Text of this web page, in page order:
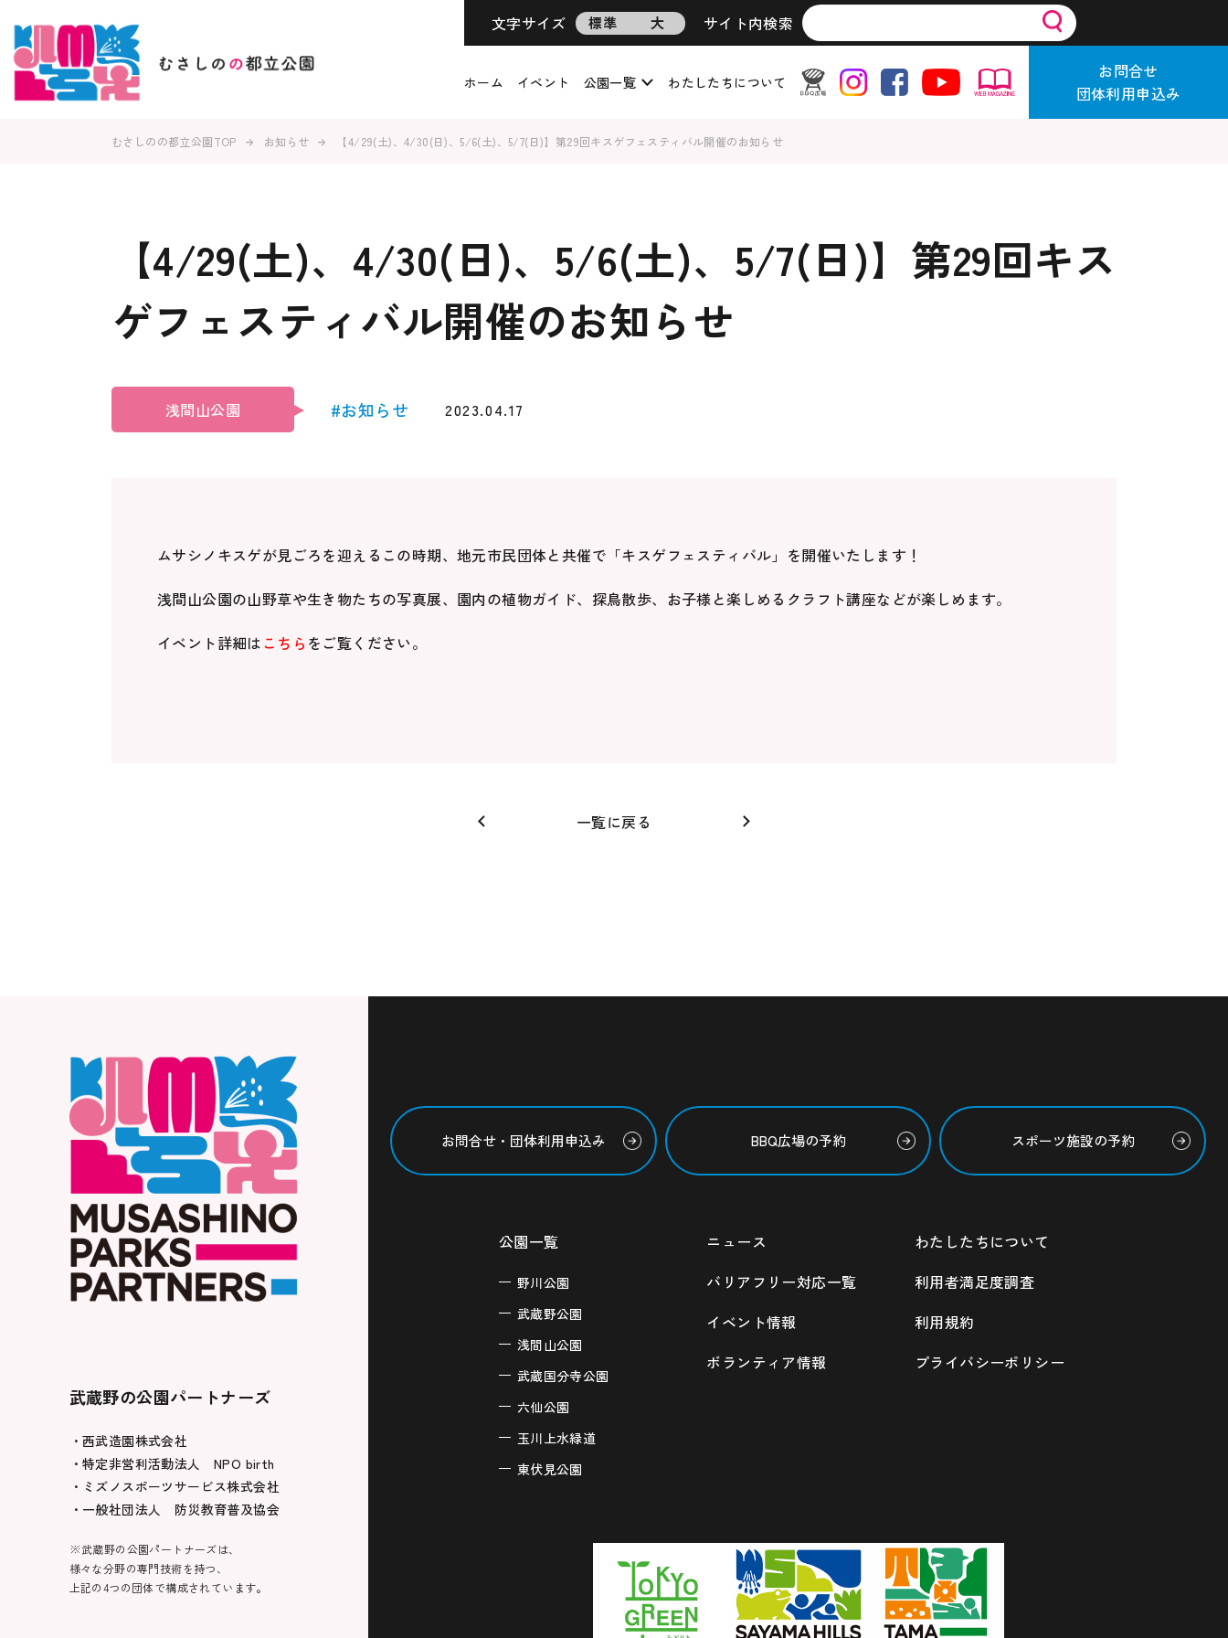
文字サイズ 標準 大 サイト内検索
ホーム イベント 公園一覧 わたしたちについて
お問合せ
団体利用申込み
むさしのの都立公園TOP お知らせ 【4/29(土)、4/30(日)、5/6(土)、5/7(日)】第29回キスゲフェスティバル開催のお知らせ
【4/29(土)、4/30(日)、5/6(土)、5/7(日)】第29回キス
ゲフェスティバル開催のお知らせ
浅間山公園 #お知らせ 2023.04.17
ムサシノキスゲが見ごろを迎えるこの時期、地元市民団体と共催で「キスゲフェスティバル」を開催いたします！
浅間山公園の山野草や生き物たちの写真展、園内の植物ガイド、探鳥散歩、お子様と楽しめるクラフト講座などが楽しめます。
イベント詳細はこちら をご覧ください。
一覧に戻る
お問合せ・団体利用申込み BBQ広場の予約 スポーツ施設の予約
公園一覧
野川公園
武蔵野公園
浅間山公園
武蔵国分寺公園
六仙公園
玉川上水緑道
東伏見公園
ニュース
バリアフリー対応一覧
イベント情報
ボランティア情報
わたしたちについて
利用者満足度調査
利用規約
プライバシーポリシー
武蔵野の公園パートナーズ
・西武造園株式会社
・特定非営利活動法人 NPO birth
・ミズノスポーツサービス株式会社
・一般社団法人 防災教育普及協会
※武蔵野の公園パートナーズは、
様々な分野の専門技術を持つ、
上記の4つの団体で構成されています。